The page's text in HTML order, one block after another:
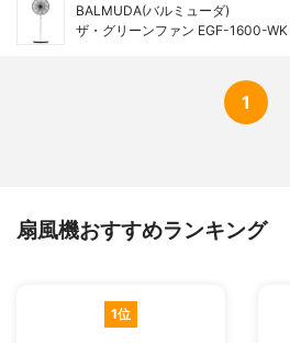
BALMUDA(バルミューダ)
ザ・グリーンファン EGF-1600-WK
1
扇風機おすすめランキング
1位